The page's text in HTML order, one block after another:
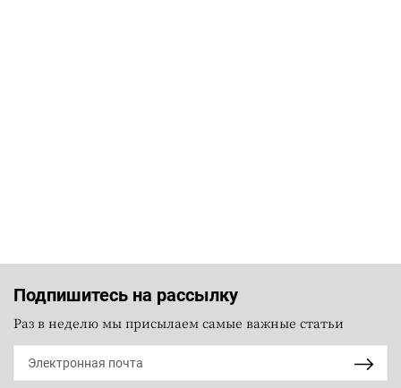
Подпишитесь на рассылку
Раз в неделю мы присылаем самые важные статьи